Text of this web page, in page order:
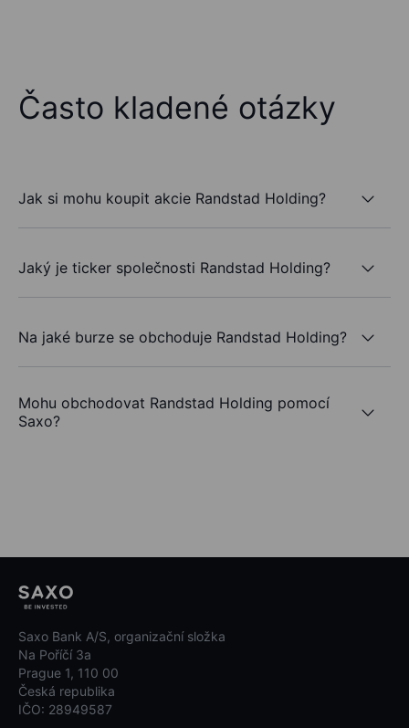
Často kladené otázky
Jak si mohu koupit akcie Randstad Holding?
Jaký je ticker společnosti Randstad Holding?
Na jaké burze se obchoduje Randstad Holding?
Mohu obchodovat Randstad Holding pomocí
Saxo?
Saxo Bank A/S, organizační složka
Na Poříčí 3a
Prague 1, 110 00
Česká republika
IČO: 28949587